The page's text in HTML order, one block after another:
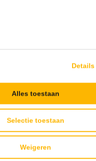
Alles toestaan
Selectie toestaan
Weigeren